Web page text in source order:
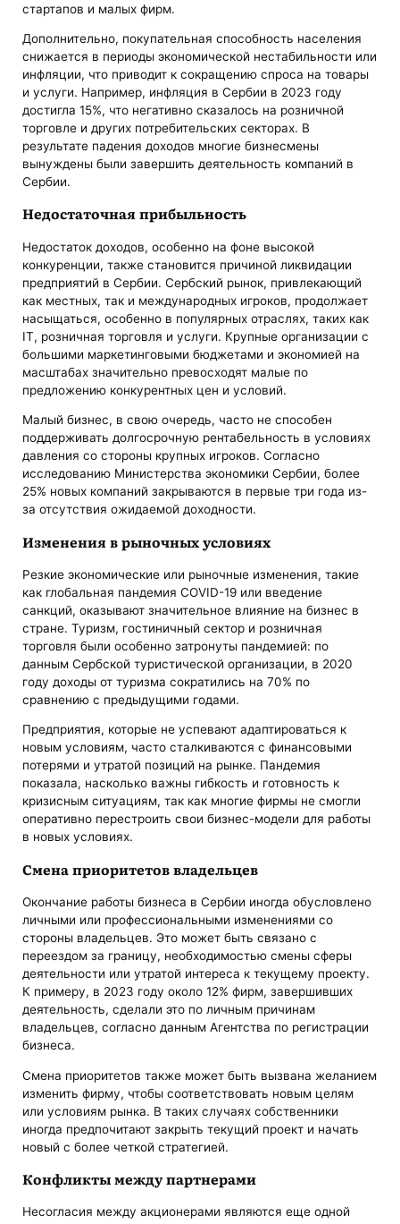
стартапов и малых фирм.
Дополнительно, покупательная способность населения
снижается в периоды экономической нестабильности или
инфляции, что приводит к сокращению спроса на товары
и услуги. Например, инфляция в Сербии в 2023 году
достигла 15%, что негативно сказалось на розничной
торговле и других потребительских секторах. В
результате падения доходов многие бизнесмены
вынуждены были завершить деятельность компаний в
Сербии.
Недостаточная прибыльность
Недостаток доходов, особенно на фоне высокой
конкуренции, также становится причиной ликвидации
предприятий в Сербии. Сербский рынок, привлекающий
как местных, так и международных игроков, продолжает
насыщаться, особенно в популярных отраслях, таких как
IT, розничная торговля и услуги. Крупные организации с
большими маркетинговыми бюджетами и экономией на
масштабах значительно превосходят малые по
предложению конкурентных цен и условий.
Малый бизнес, в свою очередь, часто не способен
поддерживать долгосрочную рентабельность в условиях
давления со стороны крупных игроков. Согласно
исследованию Министерства экономики Сербии, более
25% новых компаний закрываются в первые три года из-
за отсутствия ожидаемой доходности.
Изменения в рыночных условиях
Резкие экономические или рыночные изменения, такие
как глобальная пандемия COVID-19 или введение
санкций, оказывают значительное влияние на бизнес в
стране. Туризм, гостиничный сектор и розничная
торговля были особенно затронуты пандемией: по
данным Сербской туристической организации, в 2020
году доходы от туризма сократились на 70% по
сравнению с предыдущими годами.
Предприятия, которые не успевают адаптироваться к
новым условиям, часто сталкиваются с финансовыми
потерями и утратой позиций на рынке. Пандемия
показала, насколько важны гибкость и готовность к
кризисным ситуациям, так как многие фирмы не смогли
оперативно перестроить свои бизнес-модели для работы
в новых условиях.
Смена приоритетов владельцев
Окончание работы бизнеса в Сербии иногда обусловлено
личными или профессиональными изменениями со
стороны владельцев. Это может быть связано с
переездом за границу, необходимостью смены сферы
деятельности или утратой интереса к текущему проекту.
К примеру, в 2023 году около 12% фирм, завершивших
деятельность, сделали это по личным причинам
владельцев, согласно данным Агентства по регистрации
бизнеса.
Смена приоритетов также может быть вызвана желанием
изменить фирму, чтобы соответствовать новым целям
или условиям рынка. В таких случаях собственники
иногда предпочитают закрыть текущий проект и начать
новый с более четкой стратегией.
Конфликты между партнерами
Несогласия между акционерами являются еще одной